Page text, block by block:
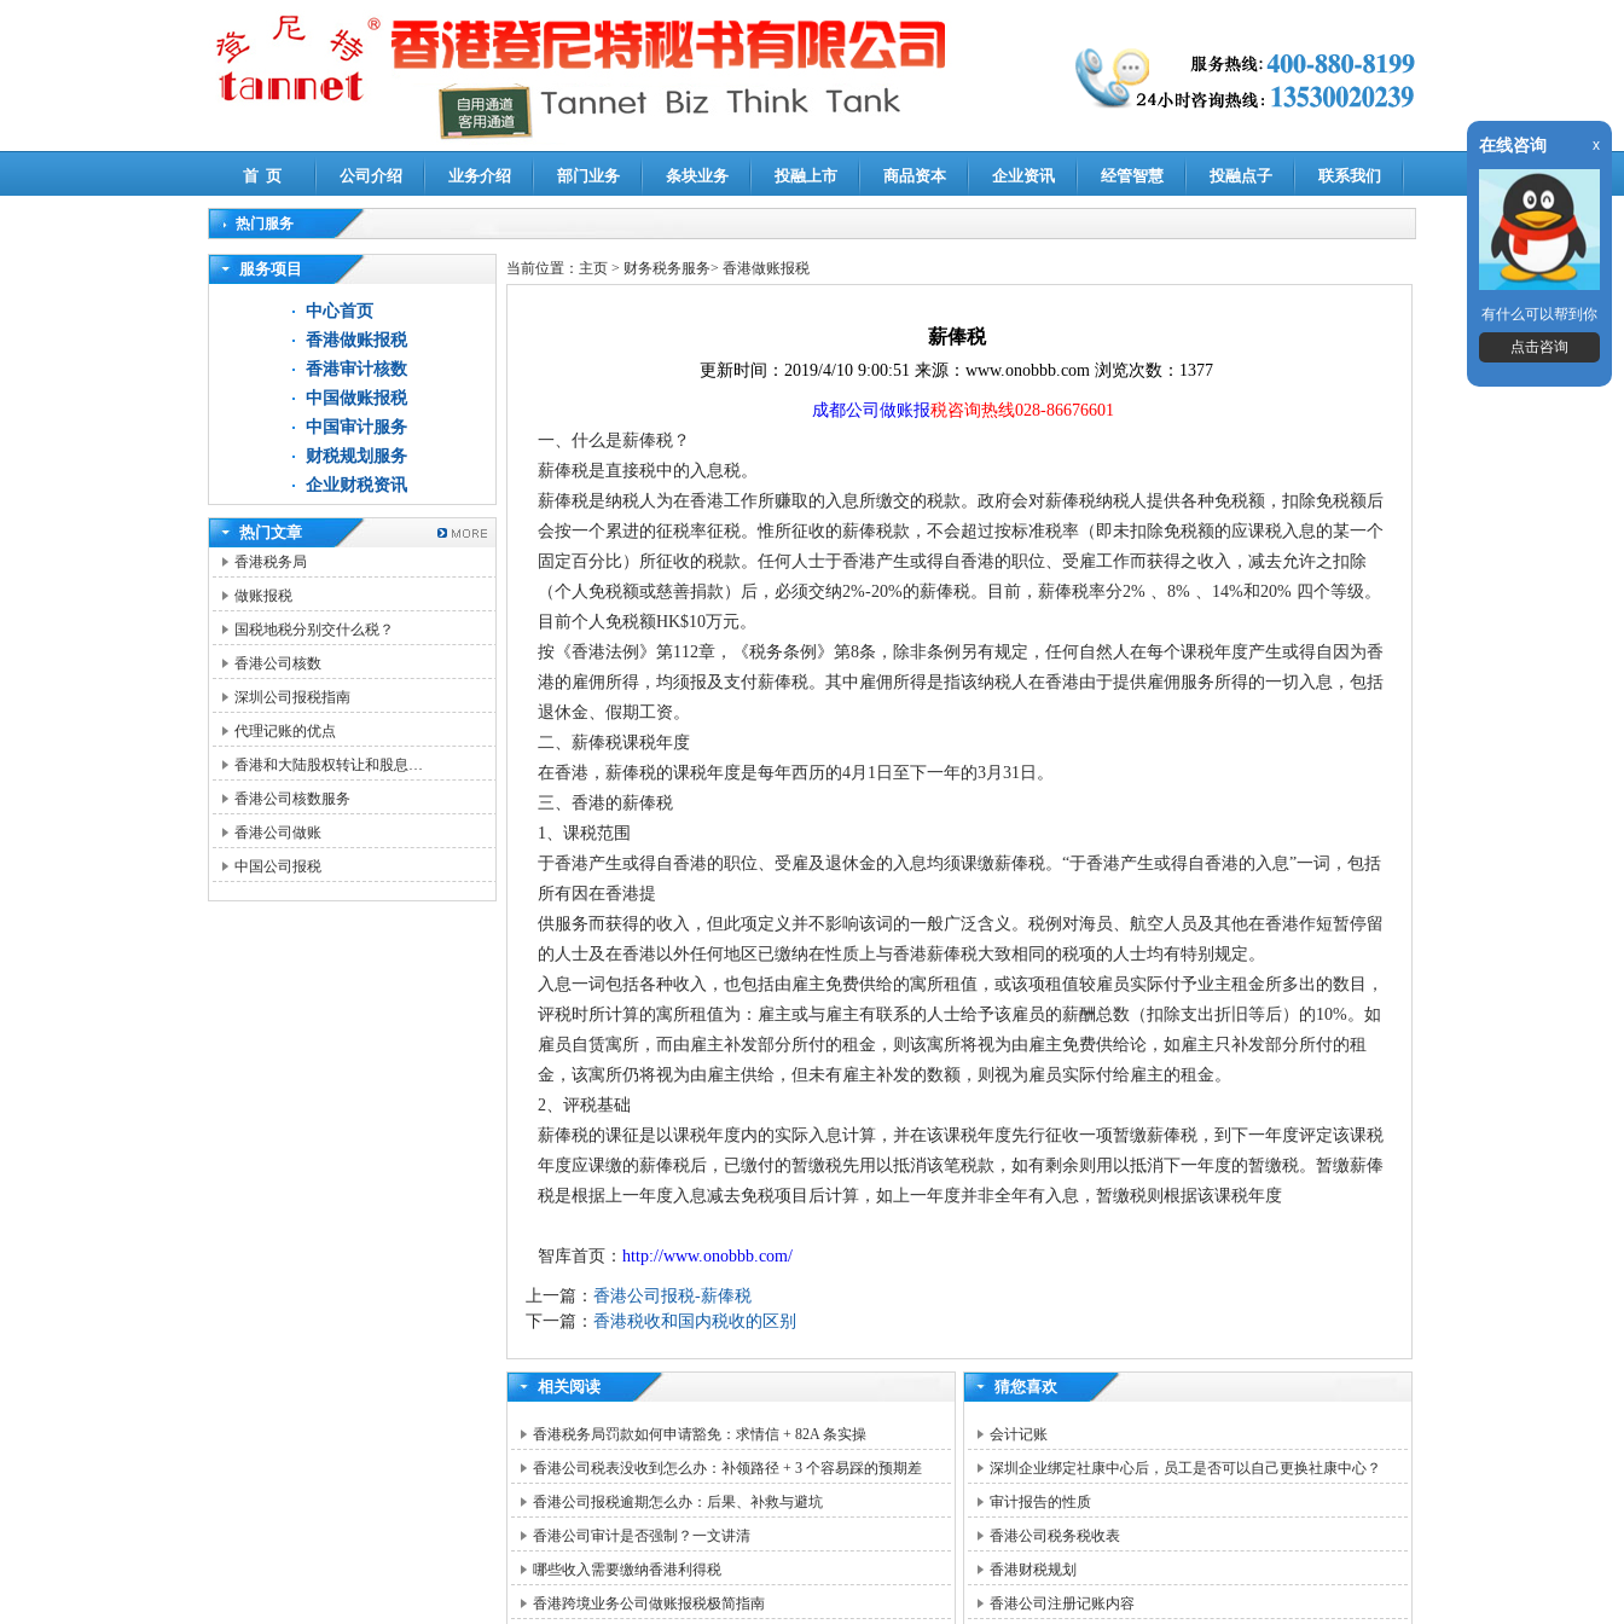
首 页 公司介绍 业务介绍 部门业务 条块业务 投融上市 商品资本 企业资讯 经管智慧 投融点子 联系我们
热门服务
高新技术企业认定审计|企业所得税汇算清缴申报鉴证
服务项目
中心首页
香港做账报税
香港审计核数
中国做账报税
中国审计服务
财税规划服务
企业财税资讯
热门文章
香港税务局
做账报税
国税地税分别交什么税？
香港公司核数
深圳公司报税指南
代理记账的优点
香港和大陆股权转让和股息…
香港公司核数服务
香港公司做账
中国公司报税
当前位置： 主页 > 财务税务服务> 香港做账报税
薪俸税
更新时间： 2019/4/10 9:00:51 来源： www.onobbb.com 浏览次数：1377
成都公司做账报税咨询热线028-86676601
一、什么是薪俸税？
薪俸税是直接税中的入息税。
薪俸税是纳税人为在香港工作所赚取的入息所缴交的税款。政府会对薪俸税纳税人提供各种免税额，扣除免税额后
会按一个累进的征税率征税。惟所征收的薪俸税款，不会超过按标准税率（即未扣除免税额的应课税入息的某一个
固定百分比）所征收的税款。任何人士于香港产生或得自香港的职位、受雇工作而获得之收入，减去允许之扣除
（个人免税额或慈善捐款）后，必须交纳2%-20%的薪俸税。目前，薪俸税率分2% 、8% 、14%和20% 四个等级。
目前个人免税额HK$10万元。
按《香港法例》第112章，《税务条例》第8条，除非条例另有规定，任何自然人在每个课税年度产生或得自因为香
港的雇佣所得，均须报及支付薪俸税。其中雇佣所得是指该纳税人在香港由于提供雇佣服务所得的一切入息，包括
退休金、假期工资。
二、薪俸税课税年度
在香港，薪俸税的课税年度是每年西历的4月1日至下一年的3月31日。
三、香港的薪俸税
1、课税范围
于香港产生或得自香港的职位、受雇及退休金的入息均须课缴薪俸税。“于香港产生或得自香港的入息”一词，包括
所有因在香港提
供服务而获得的收入，但此项定义并不影响该词的一般广泛含义。税例对海员、航空人员及其他在香港作短暂停留
的人士及在香港以外任何地区已缴纳在性质上与香港薪俸税大致相同的税项的人士均有特别规定。
入息一词包括各种收入，也包括由雇主免费供给的寓所租值，或该项租值较雇员实际付予业主租金所多出的数目，
评税时所计算的寓所租值为：雇主或与雇主有联系的人士给予该雇员的薪酬总数（扣除支出折旧等后）的10%。如
雇员自赁寓所，而由雇主补发部分所付的租金，则该寓所将视为由雇主免费供给论，如雇主只补发部分所付的租
金，该寓所仍将视为由雇主供给，但未有雇主补发的数额，则视为雇员实际付给雇主的租金。
2、评税基础
薪俸税的课征是以课税年度内的实际入息计算，并在该课税年度先行征收一项暂缴薪俸税，到下一年度评定该课税
年度应课缴的薪俸税后，已缴付的暂缴税先用以抵消该笔税款，如有剩余则用以抵消下一年度的暂缴税。暂缴薪俸
税是根据上一年度入息减去免税项目后计算，如上一年度并非全年有入息，暂缴税则根据该课税年度
智库首页： http://www.onobbb.com/
上一篇： 香港公司报税-薪俸税
下一篇： 香港税收和国内税收的区别
相关阅读
香港税务局罚款如何申请豁免：求情信 + 82A 条实操
香港公司税表没收到怎么办：补领路径 + 3 个容易踩的预期差
香港公司报税逾期怎么办：后果、补救与避坑
香港公司审计是否强制？一文讲清
哪些收入需要缴纳香港利得税
香港跨境业务公司做账报税极简指南
猜您喜欢
会计记账
深圳企业绑定社康中心后，员工是否可以自己更换社康中心？
审计报告的性质
香港公司税务税收表
香港财税规划
香港公司注册记账内容
在线咨询 x
有什么可以帮到你
点击咨询